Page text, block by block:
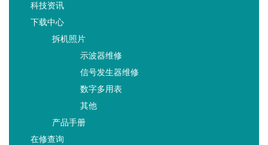
科技资讯
下载中心
拆机照片
示波器维修
信号发生器维修
数字多用表
其他
产品手册
在修查询